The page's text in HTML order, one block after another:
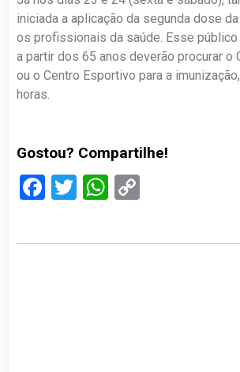
iniciada a aplicação da segunda dose
os profissionais da saúde. Esse
a partir dos 65 anos deverão procurar o
ou o Centro Esportivo para a
horas.
Gostou? Compartilhe!
Facebook
TwitterWhatsApp